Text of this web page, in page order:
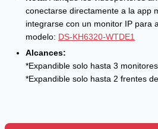
conectarse directamente a la app
integrarse con un monitor IP para
modelo: DS-KH6320-WTDE1
Alcances:
*Expandible solo hasta 3
*Expandible solo hasta 2 frentes